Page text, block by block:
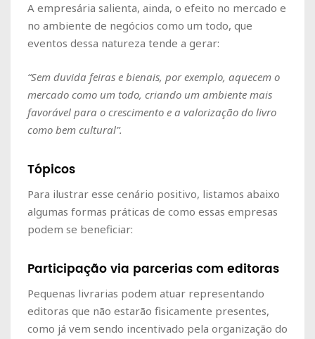
A empresária salienta, ainda, o efeito no mercado e
no ambiente de negócios como um todo, que
eventos dessa natureza tende a gerar:
“Sem duvida feiras e bienais, por exemplo, aquecem o
mercado como um todo, criando um ambiente mais
favorável para o crescimento e a valorização do livro
como bem cultural”.
Tópicos
Para ilustrar esse cenário positivo, listamos abaixo
algumas formas práticas de como essas empresas
podem se beneficiar:
Participação via parcerias com editoras
Pequenas livrarias podem atuar representando
editoras que não estarão fisicamente presentes,
como já vem sendo incentivado pela organização do